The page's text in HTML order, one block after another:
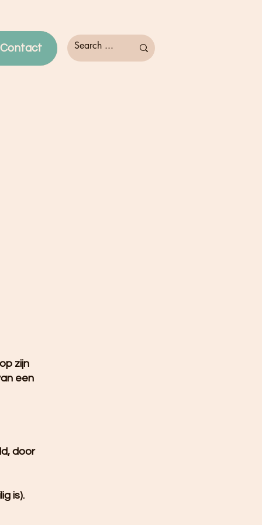
Contact
zijn
een
door
is).